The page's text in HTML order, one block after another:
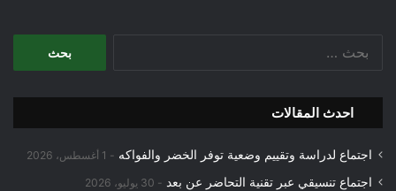
احدث المقالات
اجتماع لدراسة وتقييم وضعية توفر الخضر والفواكه 1 أغسطس، 2026
اجتماع تنسيقي عبر تقنية التحاضر عن بعد 30 يوليو، 2026